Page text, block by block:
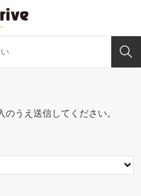
うえ送信してください。